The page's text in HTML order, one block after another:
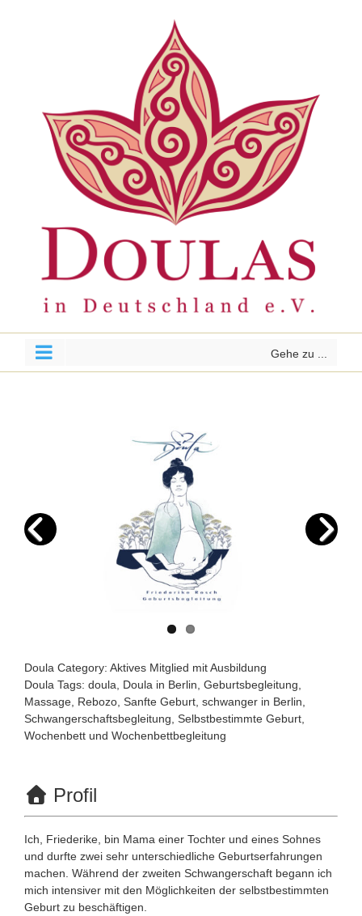
Gehe zu ...
Doula Category: Aktives Mitglied mit Ausbildung
Doula Tags: doula Doula in Berlin Geburtsbegleitung
Massage Rebozo Sanfte Geburt schwanger in Berlin
Schwangerschaftsbegleitung Selbstbestimmte Geburt
Wochenbett und Wochenbettbegleitung
Profil
Ich, Friederike, bin Mama einer Tochter und eines Sohnes
und durfte zwei sehr unterschiedliche Geburtserfahrungen
machen. Während der zweiten Schwangerschaft begann ich
mich intensiver mit den Möglichkeiten der selbstbestimmten
Geburt zu beschäftigen.